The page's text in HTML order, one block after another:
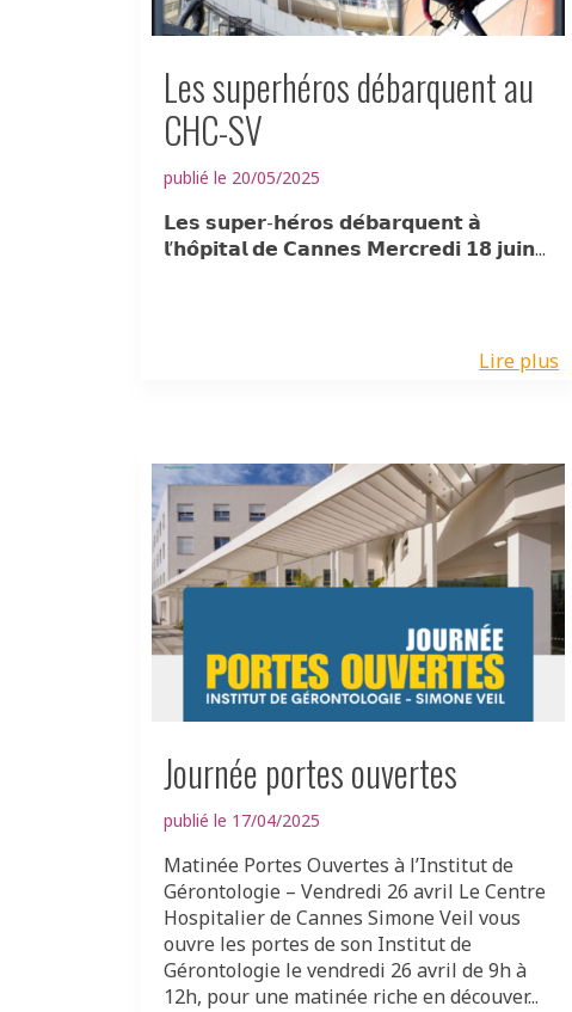
Les superhéros débarquent au
CHC-SV
publié le 20/05/2025
𝗟𝗲𝘀 𝘀𝘂𝗽𝗲𝗿-𝗵𝗲́𝗿𝗼𝘀 𝗱𝗲́𝗯𝗮𝗿𝗾𝘂𝗲𝗻𝘁 𝗮̀
𝗹’𝗵𝗼̂𝗽𝗶𝘁𝗮𝗹 𝗱𝗲 𝗖𝗮𝗻𝗻𝗲𝘀 𝗠𝗲𝗿𝗰𝗿𝗲𝗱𝗶 𝟭𝟴 𝗷𝘂𝗶𝗻...
Lire plus
Journée portes ouvertes
publié le 17/04/2025
Matinée Portes Ouvertes à l’Institut de
Gérontologie – Vendredi 26 avril Le Centre
Hospitalier de Cannes Simone Veil vous
ouvre les portes de son Institut de
Gérontologie le vendredi 26 avril de 9h à
12h, pour une matinée riche en découver...